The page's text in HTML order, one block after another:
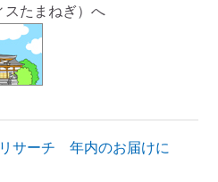
たまねぎ）へ
サーチ 年内のお届けに